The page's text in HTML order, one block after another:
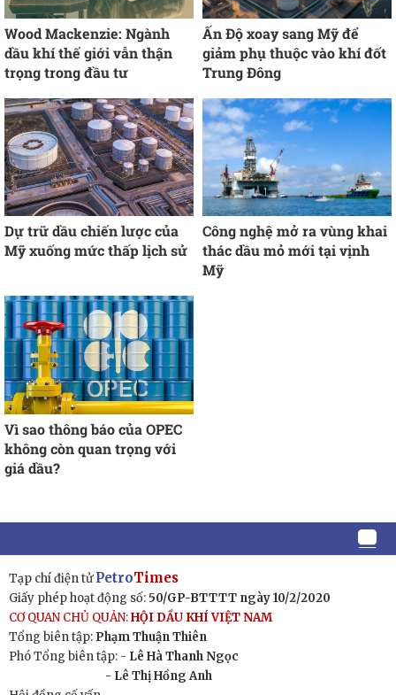
Wood Mackenzie: Ngành
dầu khí thế giới vẫn thận
trọng trong đầu tư
Ấn Độ xoay sang Mỹ để
giảm phụ thuộc vào khí đốt
Trung Đông
Dự trữ dầu chiến lược của
Mỹ xuống mức thấp lịch sử
Công nghệ mở ra vùng khai
thác dầu mỏ mới tại vịnh
Mỹ
Vì sao thông báo của OPEC
không còn quan trọng với
giá dầu?
Tạp chí điện tửPetroTimes
Giấy phép hoạt động số: 50/GP-BTTTT ngày 10/2/2020
CƠ QUAN CHỦ QUẢN:HỘI DẦU KHÍ VIỆT NAM
Tổng biên tập: Phạm Thuận Thiên
Phó Tổng biên tập: - Lê Hà Thanh Ngọc
- Lê Thị Hồng Anh